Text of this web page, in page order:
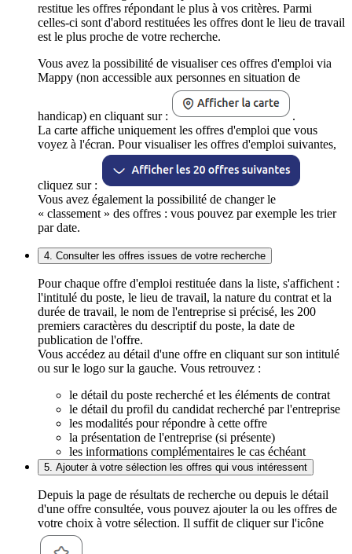
restitue les offres répondant le plus à vos critères. Parmi
celles-ci sont d'abord restituées les offres dont le lieu de travail
est le plus proche de votre recherche.
Vous avez la possibilité de visualiser ces offres d'emploi via
Mappy (non accessible aux personnes en situation de
handicap) en cliquant sur :
.
La carte affiche uniquement les offres d'emploi que vous
voyez à l'écran. Pour visualiser les offres d'emploi suivantes,
cliquez sur :
Vous avez également la possibilité de changer le
« classement » des offres : vous pouvez par exemple les trier
par date.
4. Consulter les offres issues de votre recherche
Pour chaque offre d'emploi restituée dans la liste, s'affichent :
l'intitulé du poste, le lieu de travail, la nature du contrat et la
durée de travail, le nom de l'entreprise si précisé, les 200
premiers caractères du descriptif du poste, la date de
publication de l'offre.
Vous accédez au détail d'une offre en cliquant sur son intitulé
ou sur le logo sur la gauche. Vous retrouvez :
le détail du poste recherché et les éléments de contrat
le détail du profil du candidat recherché par l'entreprise
les modalités pour répondre à cette offre
la présentation de l'entreprise (si présente)
les informations complémentaires le cas échéant
5. Ajouter à votre sélection les offres qui vous intéressent
Depuis la page de résultats de recherche ou depuis le détail
d'une offre consultée, vous pouvez ajouter la ou les offres de
votre choix à votre sélection. Il suffit de cliquer sur l'icône